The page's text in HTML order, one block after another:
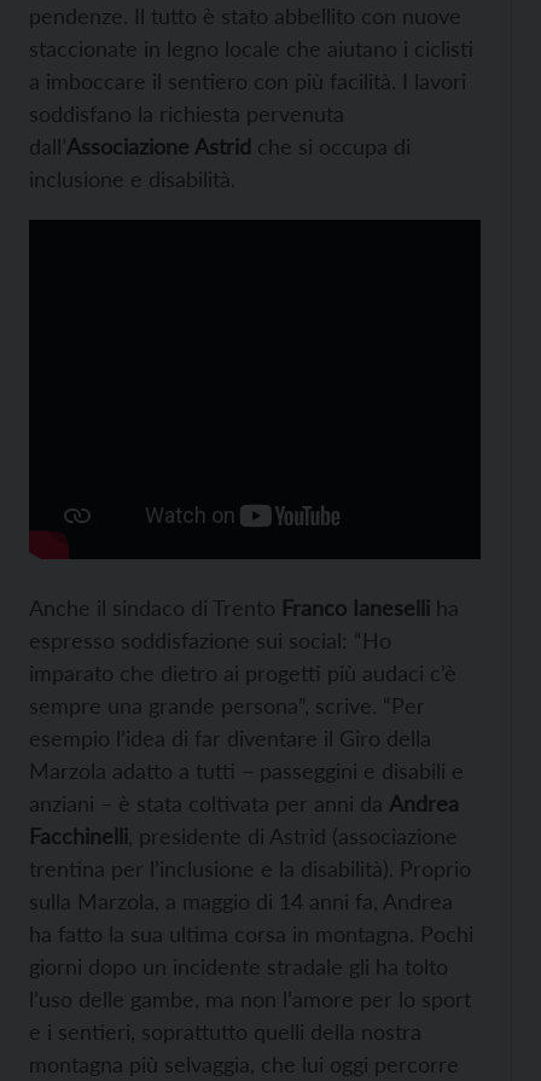
pendenze. Il tutto è stato abbellito con nuove
staccionate in legno locale che aiutano i ciclisti
a imboccare il sentiero con più facilità. I lavori
soddisfano la richiesta pervenuta
dall’Associazione Astrid che si occupa di
inclusione e disabilità.
Anche il sindaco di Trento Franco Ianeselli ha
espresso soddisfazione sui social: “Ho
imparato che dietro ai progetti più audaci c’è
sempre una grande persona”, scrive. “Per
esempio l’idea di far diventare il Giro della
Marzola adatto a tutti – passeggini e disabili e
anziani – è stata coltivata per anni da Andrea
Facchinelli , presidente di Astrid (associazione
trentina per l’inclusione e la disabilità). Proprio
sulla Marzola, a maggio di 14 anni fa, Andrea
ha fatto la sua ultima corsa in montagna. Pochi
giorni dopo un incidente stradale gli ha tolto
l’uso delle gambe, ma non l’amore per lo sport
e i sentieri, soprattutto quelli della nostra
montagna più selvaggia, che lui oggi percorre